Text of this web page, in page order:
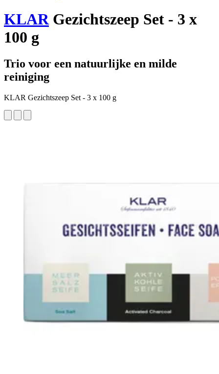
KLARGezichtszeep Set - 3 x
100 g
Trio voor een natuurlijke en milde
reiniging
KLAR Gezichtszeep Set - 3 x 100 g